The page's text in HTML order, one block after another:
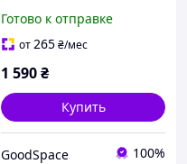
розмірів в описі)
Готово к отправке
от265₴/мес
1 590₴
Купить
GoodSpace 100%